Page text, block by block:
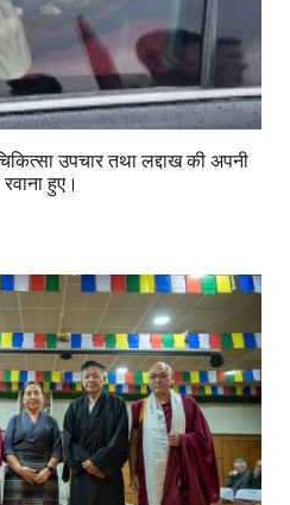
उपचार तथा लद्दाख की अपनी
हुए।